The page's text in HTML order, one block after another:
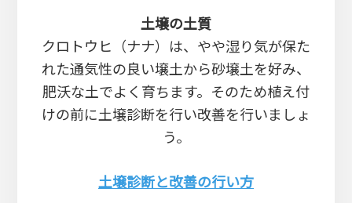
土壌の土質
クロトウヒ（ナナ）は、やや湿り気が保た
れた通気性の良い壌土から砂壌土を好み、
肥沃な土でよく育ちます。そのため植え付
けの前に土壌診断を行い改善を行いましょ
う。
土壌診断と改善の行い方